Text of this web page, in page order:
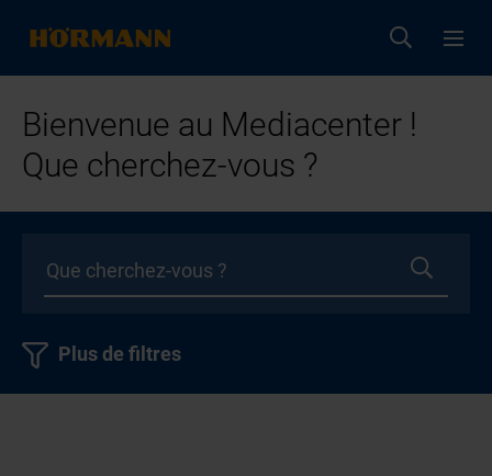
Bienvenue au Mediacenter !
Que cherchez-vous ?
Plus de filtres